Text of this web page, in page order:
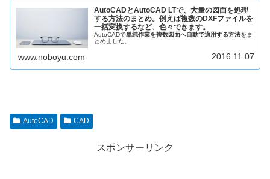
AutoCADとAutoCAD LTで、大量の図面を処理
する方法のまとめ。例えば複数のDXFファイルを
一括変換するなど、色々できます。
AutoCADで単純作業を複数図面へ自動で適用する方法をま
とめました。
www.noboyu.com 2016.11.07
AutoCAD CAD
スポンサーリンク